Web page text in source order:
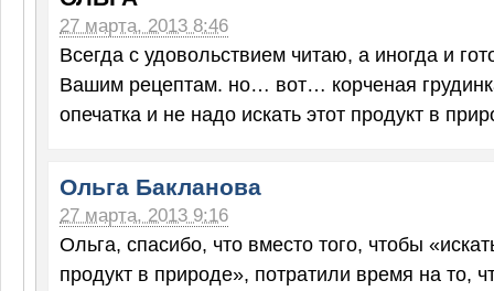
27 марта, 2013 8:46
Всегда с удовольствием читаю, а иногда и
Вашим рецептам. но… вот… корченая
опечатка и не надо искать этот продукт в
Ольга Бакланова
27 марта, 2013 9:16
Ольга, спасибо, что вместо того, чтобы
продукт в природе», потратили время на то,